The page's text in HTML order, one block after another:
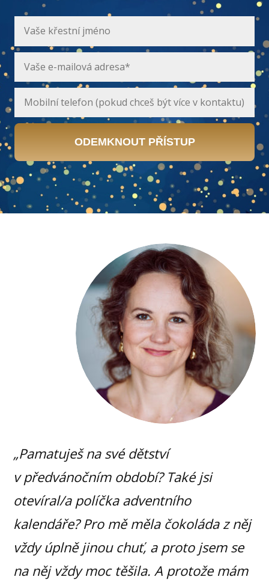
ODEMKNOUT PŘÍSTUP
„Pamatuješ na své dětství
v předvánočním období? Také jsi
otevíral/a políčka adventního
kalendáře? Pro mě měla čokoláda z něj
vždy úplně jinou chuť, a proto jsem se
na něj vždy moc těšila.A protože mám